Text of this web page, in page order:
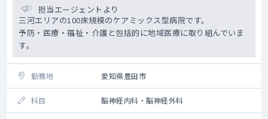
原則週40時間勤務の中での待機・早出勤務で
すので、対応日以外で出勤時間を遅くするな
ど
ることがあります。
※海部医師会B会員として休日診療所、ワク
チン接種、健診に協力頂きますようお願い致
します。
なお会費は法人が負担し、休日診療所の報酬
担当エージェントより
三河エリアの100床規模のケアミックス型病院です。
予防・医療・福祉・介護と包括的に地域医療に取り組んでいま
す。
勤務地 愛知県豊田市
科目 脳神経内科・脳神経外科